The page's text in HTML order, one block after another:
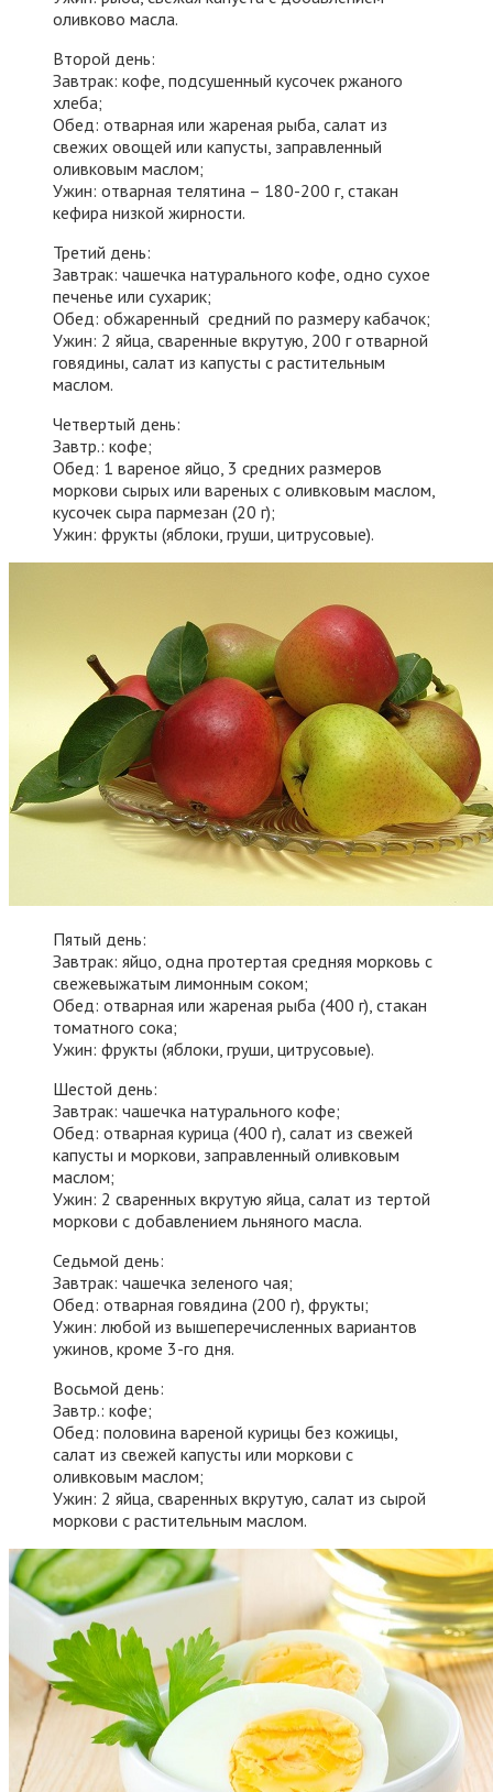
оливково масла.
Второй день:
Завтрак: кофе, подсушенный кусочек ржаного
хлеба;
Обед: отварная или жареная рыба, салат из
свежих овощей или капусты, заправленный
оливковым маслом;
Ужин: отварная телятина – 180-200 г, стакан
кефира низкой жирности.
Третий день:
Завтрак: чашечка натурального кофе, одно сухое
печенье или сухарик;
Обед: обжаренный средний по размеру кабачок;
Ужин: 2 яйца, сваренные вкрутую, 200 г отварной
говядины, салат из капусты с растительным
маслом.
Четвертый день:
Завтр.: кофе;
Обед: 1 вареное яйцо, 3 средних размеров
моркови сырых или вареных с оливковым маслом,
кусочек сыра пармезан (20 г);
Ужин: фрукты (яблоки, груши, цитрусовые).
Пятый день:
Завтрак: яйцо, одна протертая средняя морковь с
свежевыжатым лимонным соком;
Обед: отварная или жареная рыба (400 г), стакан
томатного сока;
Ужин: фрукты (яблоки, груши, цитрусовые).
Шестой день:
Завтрак: чашечка натурального кофе;
Обед: отварная курица (400 г), салат из свежей
капусты и моркови, заправленный оливковым
маслом;
Ужин: 2 сваренных вкрутую яйца, салат из тертой
моркови с добавлением льняного масла.
Седьмой день:
Завтрак: чашечка зеленого чая;
Обед: отварная говядина (200 г), фрукты;
Ужин: любой из вышеперечисленных вариантов
ужинов, кроме 3-го дня.
Восьмой день:
Завтр.: кофе;
Обед: половина вареной курицы без кожицы,
салат из свежей капусты или моркови с
оливковым маслом;
Ужин: 2 яйца, сваренных вкрутую, салат из сырой
моркови с растительным маслом.